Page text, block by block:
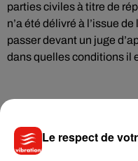
parties civiles à titre de
n’a été délivré à l’issue
passer devant un juge
dans quelles conditions il
Musique
Le respect de